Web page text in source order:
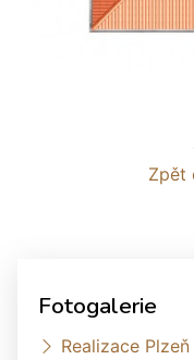
Zpět
Fotogalerie
Realizace